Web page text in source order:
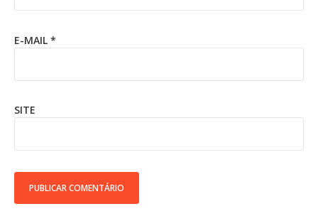
E-MAIL *
SITE